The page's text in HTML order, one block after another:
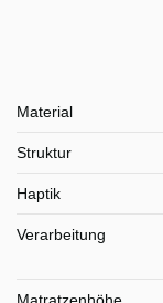
Material
Struktur
Haptik
Verarbeitung